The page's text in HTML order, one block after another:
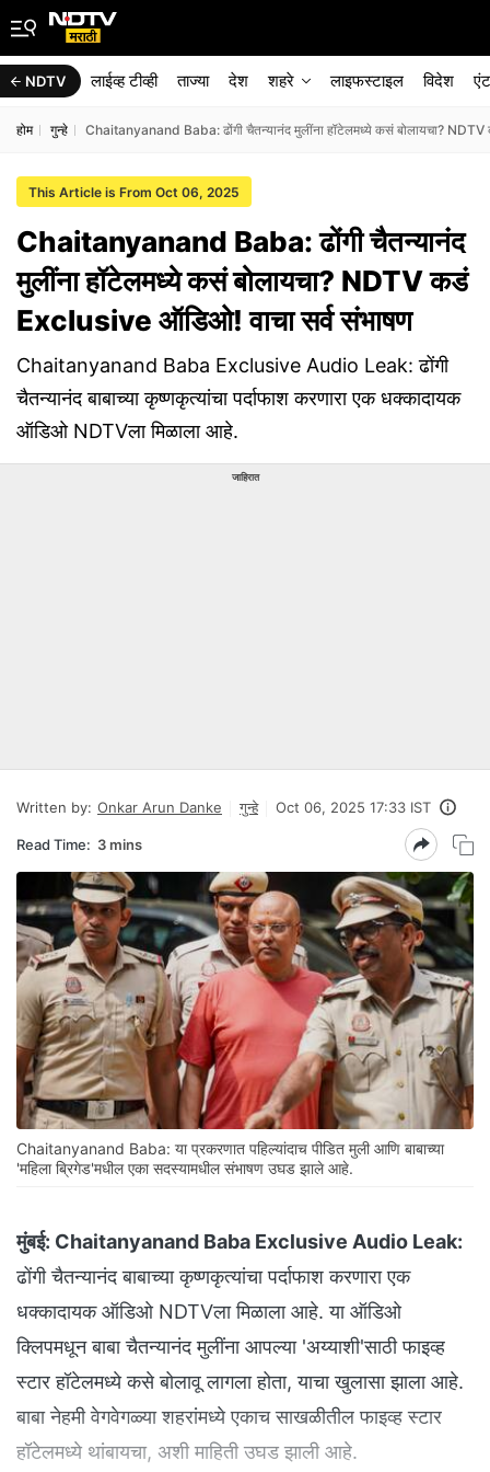
NDTV लाईव्ह टीव्ही ताज्या देश शहरे लाइफस्टाइल विदेश
होम गुन्हे Chaitanyanand Baba: ढोंगी चैतन्यानंद मुलींना हॉटेलमध्ये कसं बोलायचा?
This Article is From Oct 06, 2025
Chaitanyanand Baba: ढोंगी चैतन्यानंद
मुलींना हॉटेलमध्ये कसं बोलायचा? NDTV कडं
Exclusive ऑडिओ! वाचा सर्व संभाषण
Chaitanyanand Baba Exclusive Audio Leak: ढोंगी
चैतन्यानंद बाबाच्या कृष्णकृत्यांचा पर्दाफाश करणारा एक धक्कादायक
ऑडिओ NDTVला मिळाला आहे.
जाहिरात
Written by: Onkar Arun Danke गुन्हे Oct 06, 2025 17:33 IST
Read Time: 3 mins
Chaitanyanand Baba: या प्रकरणात पहिल्यांदाच पीडित मुली आणि बाबाच्या
'महिला ब्रिगेड'मधील एका सदस्यामधील संभाषण उघड झाले आहे.
मुंबई: Chaitanyanand Baba Exclusive Audio Leak:
ढोंगी चैतन्यानंद बाबाच्या कृष्णकृत्यांचा पर्दाफाश करणारा एक
धक्कादायक ऑडिओ NDTVला मिळाला आहे. या ऑडिओ
क्लिपमधून बाबा चैतन्यानंद मुलींना आपल्या 'अय्याशी'साठी फाइव्ह
स्टार हॉटेलमध्ये कसे बोलावू लागला होता, याचा खुलासा झाला आहे.
बाबा नेहमी वेगवेगळ्या शहरांमध्ये एकाच साखळीतील फाइव्ह स्टार
हॉटेलमध्ये थांबायचा, अशी माहिती उघड झाली आहे.